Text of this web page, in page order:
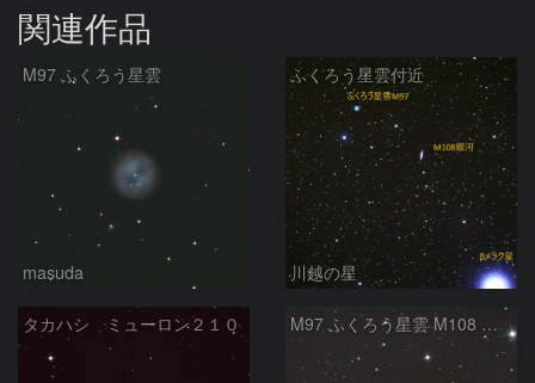
関連作品
M97 ふくろう星雲
masuda
ふくろう星雲付近
川越の星
タカハシ ミューロン２１０ M97 ふくろう星雲 M108 おおぐま座